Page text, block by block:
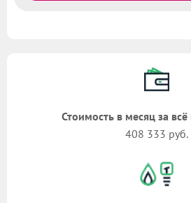
Стоимость в месяц за
408 333 руб.